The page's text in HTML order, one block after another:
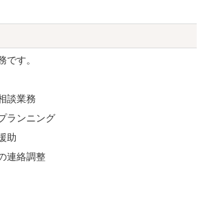
す。
談業務
ランニング
助
連絡調整